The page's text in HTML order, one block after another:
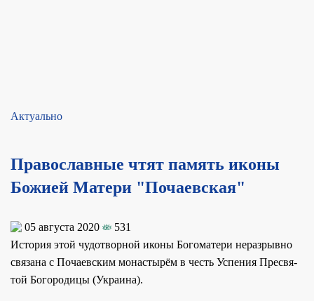
Актуально
Православные чтят память иконы
Божией Матери "Почаевская"
05 августа 2020
531
Ис­то­рия этой чу­до­твор­ной ико­ны Бо­го­ма­те­ри нераз­рыв­но
свя­за­на с По­ча­ев­ским мо­на­сты­рём в честь Успе­ния Пре­свя­
той Бо­го­ро­ди­цы (Укра­и­на).